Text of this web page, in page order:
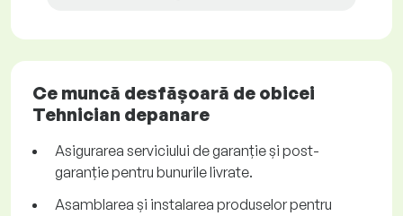
Ce muncă desfășoară de obicei
Tehnician depanare
Asigurarea serviciului de garanție și post-
garanție pentru bunurile livrate.
Asamblarea și instalarea produselor pentru